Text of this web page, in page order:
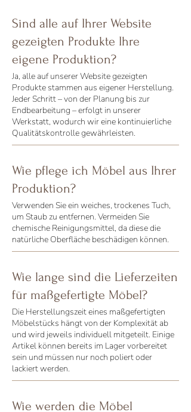
Sind alle auf Ihrer Website
gezeigten Produkte Ihre
eigene Produktion?
Ja, alle auf unserer Website gezeigten
Produkte stammen aus eigener Herstellung.
Jeder Schritt – von der Planung bis zur
Endbearbeitung – erfolgt in unserer
Werkstatt, wodurch wir eine kontinuierliche
Qualitätskontrolle gewährleisten.
Wie pflege ich Möbel aus Ihrer
Produktion?
Verwenden Sie ein weiches, trockenes Tuch,
um Staub zu entfernen. Vermeiden Sie
chemische Reinigungsmittel, da diese die
natürliche Oberfläche beschädigen können.
Wie lange sind die Lieferzeiten
für maßgefertigte Möbel?
Die Herstellungszeit eines maßgefertigten
Möbelstücks hängt von der Komplexität ab
und wird jeweils individuell mitgeteilt. Einige
Artikel können bereits im Lager vorbereitet
sein und müssen nur noch poliert oder
lackiert werden.
Wie werden die Möbel